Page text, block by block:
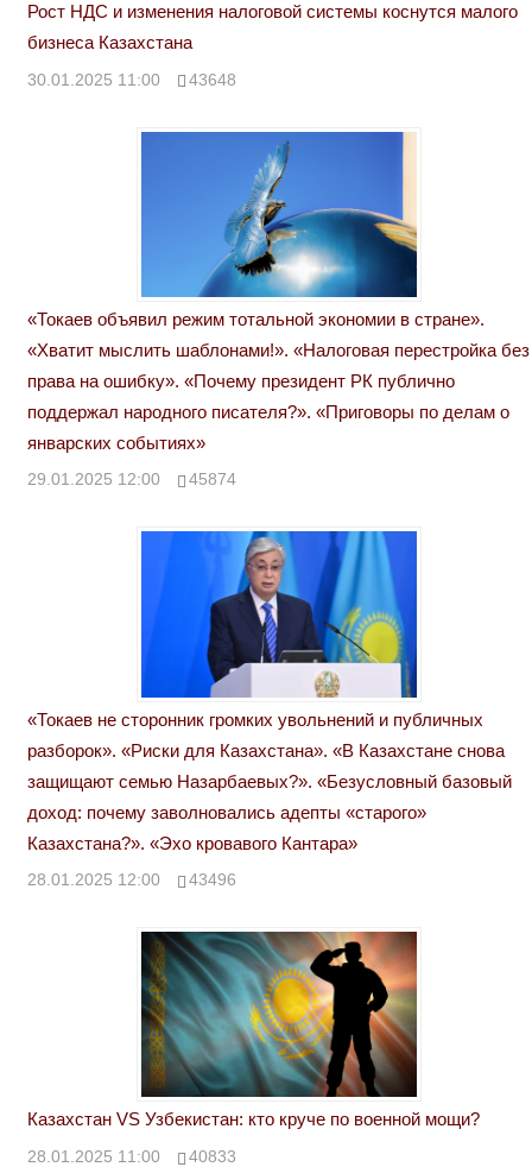
Рост НДС и изменения налоговой системы коснутся малого
бизнеса Казахстана
30.01.2025 11:00 43648
«Токаев объявил режим тотальной экономии в стране».
«Хватит мыслить шаблонами!». «Налоговая перестройка без
права на ошибку». «Почему президент РК публично
поддержал народного писателя?». «Приговоры по делам о
январских событиях»
29.01.2025 12:00 45874
«Токаев не сторонник громких увольнений и публичных
разборок». «Риски для Казахстана». «В Казахстане снова
защищают семью Назарбаевых?». «Безусловный базовый
доход: почему заволновались адепты «старого»
Казахстана?». «Эхо кровавого Кантара»
28.01.2025 12:00 43496
Казахстан VS Узбекистан: кто круче по военной мощи?
28.01.2025 11:00 40833